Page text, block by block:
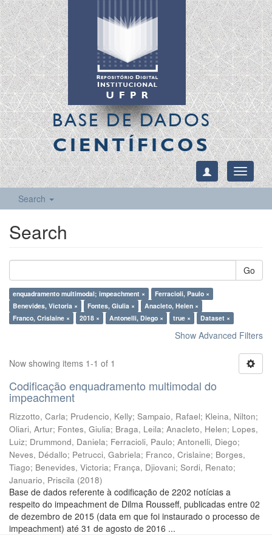
BASE DE DADOS
CIENTÍFICOS
Toggle
Search
Search
Go
enquadramento multimodal; impeachment ×
Ferracioli, Paulo ×
Benevides, Victoria ×
Fontes, Giulia ×
Anacleto, Helen ×
Franco, Crislaine ×
2018 × Antonelli, Diego × true × Dataset ×
Show Advanced Filters
Now showing items 1-1 of 1
Codificação enquadramento multimodal do
impeachment
Rizzotto, Carla; Prudencio, Kelly; Sampaio, Rafael; Kleina, Nilton;
Oliari, Artur; Fontes, Giulia; Braga, Leila; Anacleto, Helen; Lopes,
Luiz; Drummond, Daniela; Ferracioli, Paulo; Antonelli, Diego;
Neves, Dédallo; Petrucci, Gabriela; Franco, Crislaine; Borges,
Tiago; Benevides, Victoria; França, Djiovani; Sordi, Renato;
Januario, Priscila (2018)
Base de dados referente à codificação de 2202 notícias a
respeito do impeachment de Dilma Rousseff, publicadas entre 02
de dezembro de 2015 (data em que foi instaurado o processo de
impeachment) até 31 de agosto de 2016 ...